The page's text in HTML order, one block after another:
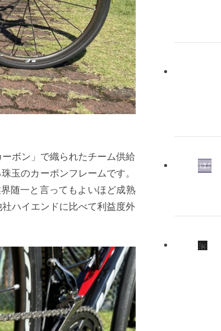
ボン」で織られたチーム供給
玉のカーボンフレームです。
随一と言ってもよいほど成熟
ハイエンドに比べて利益度外